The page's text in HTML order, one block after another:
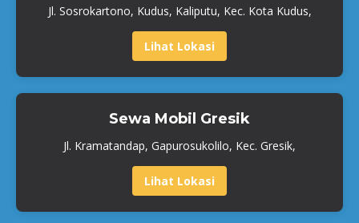
Jl. Sosrokartono, Kudus, Kaliputu, Kec. Kota Kudus,
Lihat Lokasi
Sewa Mobil Gresik
Jl. Kramatandap, Gapurosukolilo, Kec. Gresik,
Lihat Lokasi